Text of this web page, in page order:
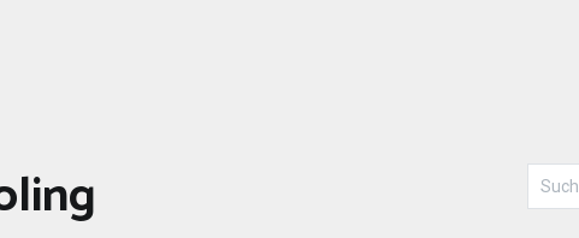
Suchen
nach: